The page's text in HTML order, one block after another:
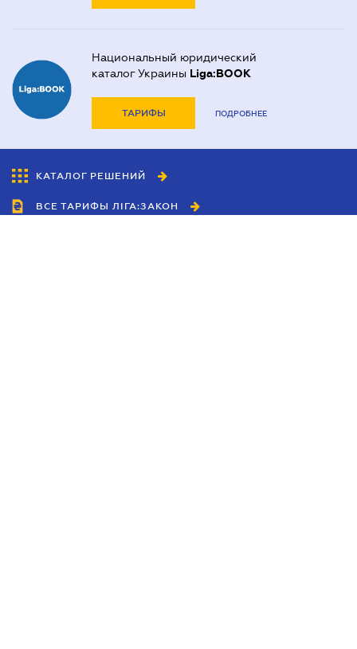
Национальный юридический
каталог Украины Liga:BOOK
ТАРИФЫ ПОДРОБНЕЕ
КАТАЛОГ РЕШЕНИЙ
ВСЕ ТАРИФЫ ЛІГА:ЗАКОН